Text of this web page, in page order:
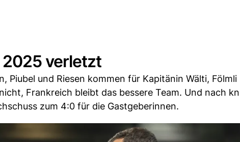
2025 verletzt
Piubel und Riesen kommen für Kapitänin Wälti, Fölmli
Frankreich bleibt das bessere Team. Und nach
zum 4:0 für die Gastgeberinnen.